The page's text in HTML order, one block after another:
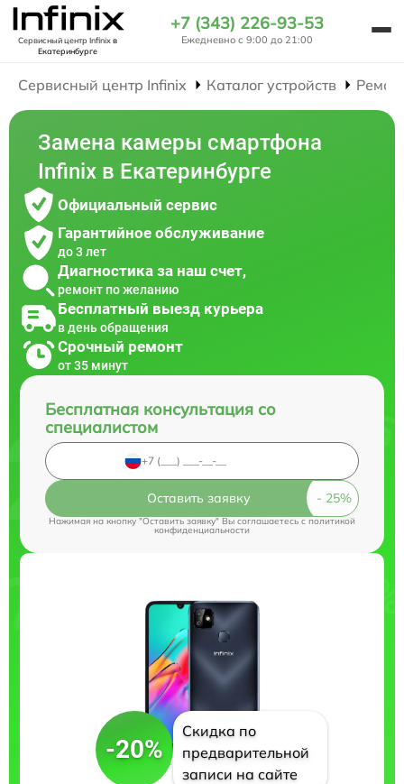
Сервисный центр Infinixв
Екатеринбурге
+7 (343) 226-93-53
Ежедневно с 9:00 до 21:00
Сервисный центр Infinix Каталог устройств
Замена камеры смартфона
Infinix в Екатеринбурге
Официальный сервис
Гарантийное обслуживание
до 3 лет
Диагностика за наш счет,
ремонт по желанию
Бесплатный выезд курьера
в день обращения
Срочный ремонт
от 35 минут
Бесплатная консультация со
специалистом
Оставить заявку
Нажимая на кнопку "Оставить заявку" Вы соглашаетесь cполитикой
конфиденциальности
-20%
Скидка по
предварительной
записи на сайте